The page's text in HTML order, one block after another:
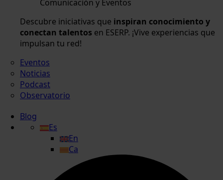
Comunicación y Eventos
Descubre iniciativas que inspiran conocimiento y
conectan talentos en ESERP. ¡Vive experiencias que
impulsan tu red!
Eventos
Noticias
Podcast
Observatorio
Blog
Es
En
Ca